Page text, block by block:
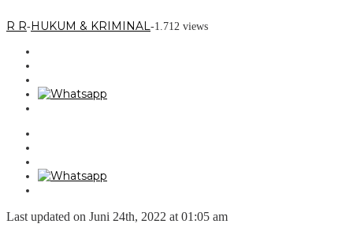
R R-HUKUM & KRIMINAL-1.712 views
Last updated on Juni 24th, 2022 at 01:05 am